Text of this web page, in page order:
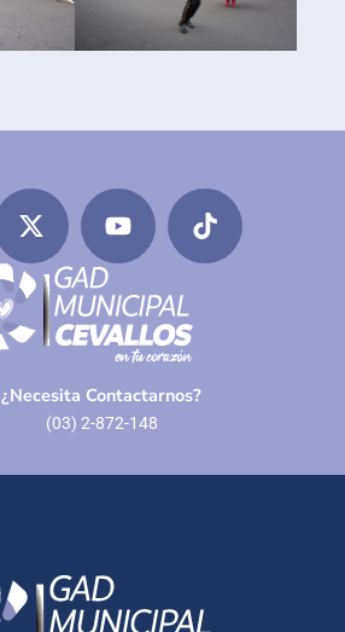
¿Necesita Contactarnos?
(03) 2-872-148